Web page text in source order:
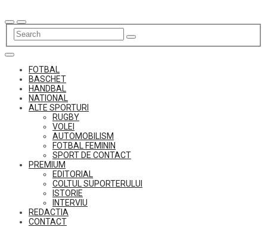
to
content
FOTBAL
BASCHET
HANDBAL
NATIONAL
ALTE SPORTURI
RUGBY
VOLEI
AUTOMOBILISM
FOTBAL FEMININ
SPORT DE CONTACT
PREMIUM
EDITORIAL
COLTUL SUPORTERULUI
ISTORIE
INTERVIU
REDACTIA
CONTACT